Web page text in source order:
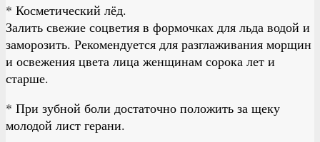
* Косметический лёд.
Залить свежие соцветия в формочках для льда водой и
заморозить. Рекомендуется для разглаживания морщин
и освежения цвета лица женщинам сорока лет и
старше.
* При зубной боли достаточно положить за щеку
молодой лист герани.